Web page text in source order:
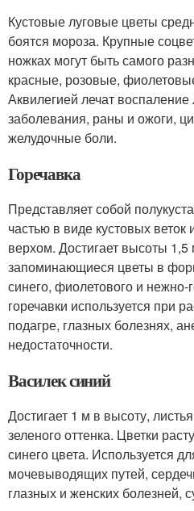
Кустовые луговые цветы
боятся мороза. Крупные
ножках могут быть самого
красные, розовые,
Аквилегией лечат
заболевания, раны и ожоги,
желудочные боли.
Горечавка
Представляет собой
частью в виде кустовых
верхом. Достигает высоты
запоминающиеся цветы в
синего, фиолетового и нежно-
горечавки используется при
подагре, глазных болезнях,
недостаточности.
Василек синий
Достигает 1 м в высоту,
зеленого оттенка. Цветки
синего цвета. Используется
мочевыводящих путей,
глазных и женских болезней,